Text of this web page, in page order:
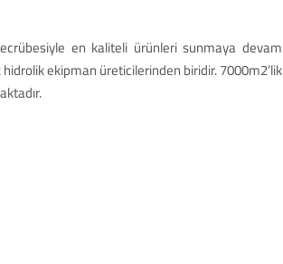
en kaliteli ürünleri sunmaya devam
hidrolik ekipman üreticilerinden biridir. 7000m2’lik